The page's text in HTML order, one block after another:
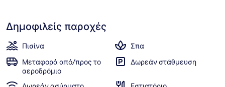
Δημοφιλείς παροχές
Πισίνα
Σπα
Μεταφορά από/προς το
αεροδρόμιο
Δωρεάν στάθμευση